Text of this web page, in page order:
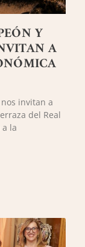
Y
A
invitan a
del Real
la